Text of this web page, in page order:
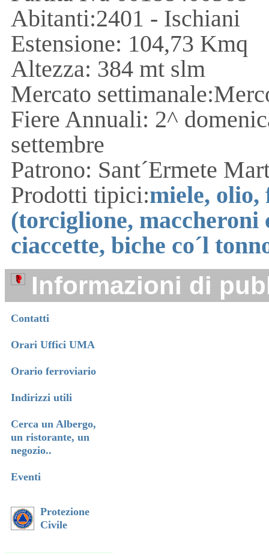
Abitanti:2401 - Ischiani
Estensione: 104,73 Kmq
Altezza: 384 mt slm
Mercato
Fiere Annuali: 2^
settembre
Patrono: Sant´Ermete
Prodotti tipici:miele,
(torciglione, maccheroni
ciaccette, biche co´l
Informazioni di
Contatti
Orari Uffici UMA
Orario ferroviario
Indirizzi utili
Cerca un Albergo,
un ristorante, un
negozio..
Eventi
Protezione
Civile